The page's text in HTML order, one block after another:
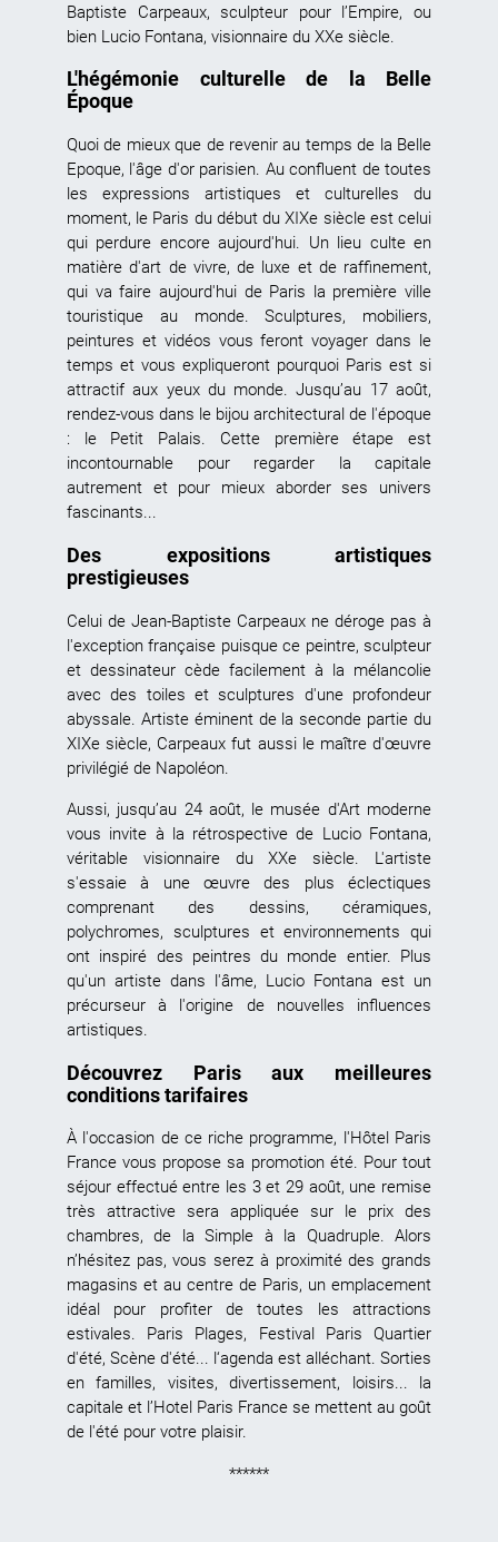
Baptiste Carpeaux, sculpteur pour l’Empire, ou
bien Lucio Fontana, visionnaire du XXe siècle.
L'hégémonie culturelle de la Belle
Époque
Quoi de mieux que de revenir au temps de la Belle
Epoque, l'âge d'or parisien. Au confluent de toutes
les expressions artistiques et culturelles du
moment, le Paris du début du XIXe siècle est celui
qui perdure encore aujourd'hui. Un lieu culte en
matière d'art de vivre, de luxe et de raffinement,
qui va faire aujourd'hui de Paris la première ville
touristique au monde. Sculptures, mobiliers,
peintures et vidéos vous feront voyager dans le
temps et vous expliqueront pourquoi Paris est si
attractif aux yeux du monde. Jusqu’au 17 août,
rendez-vous dans le bijou architectural de l'époque
: le Petit Palais. Cette première étape est
incontournable pour regarder la capitale
autrement et pour mieux aborder ses univers
fascinants...
Des expositions artistiques
prestigieuses
Celui de Jean-Baptiste Carpeaux ne déroge pas à
l'exception française puisque ce peintre, sculpteur
et dessinateur cède facilement à la mélancolie
avec des toiles et sculptures d'une profondeur
abyssale. Artiste éminent de la seconde partie du
XIXe siècle, Carpeaux fut aussi le maître d'œuvre
privilégié de Napoléon.
Aussi, jusqu’au 24 août, le musée d'Art moderne
vous invite à la rétrospective de Lucio Fontana,
véritable visionnaire du XXe siècle. L'artiste
s'essaie à une œuvre des plus éclectiques
comprenant des dessins, céramiques,
polychromes, sculptures et environnements qui
ont inspiré des peintres du monde entier. Plus
qu'un artiste dans l'âme, Lucio Fontana est un
précurseur à l'origine de nouvelles influences
artistiques.
Découvrez Paris aux meilleures
conditions tarifaires
À l'occasion de ce riche programme, l'Hôtel Paris
France vous propose sa promotion été. Pour tout
séjour effectué entre les 3 et 29 août, une remise
très attractive sera appliquée sur le prix des
chambres, de la Simple à la Quadruple. Alors
n’hésitez pas, vous serez à proximité des grands
magasins et au centre de Paris, un emplacement
idéal pour profiter de toutes les attractions
estivales. Paris Plages, Festival Paris Quartier
d'été, Scène d'été... l‘agenda est alléchant. Sorties
en familles, visites, divertissement, loisirs... la
capitale et l’Hotel Paris France se mettent au goût
de l'été pour votre plaisir.
******